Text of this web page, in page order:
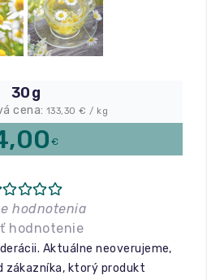
a wellness
Fitness
30 g
cena: 133,30 € / kg
€
hodnotenia
hodnotenie
Aktuálne neoverujeme,
zákazníka, ktorý produkt